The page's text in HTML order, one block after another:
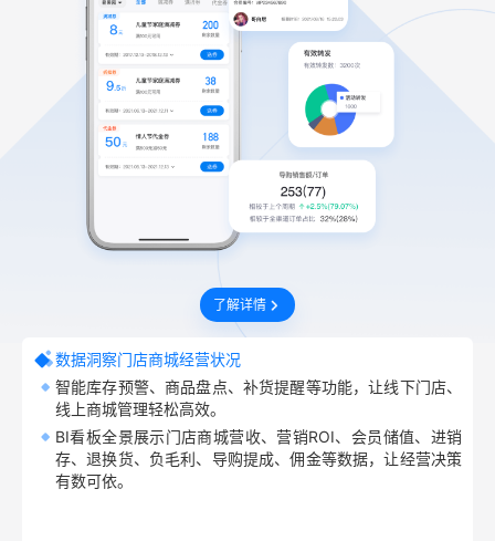
了解详情
数据洞察门店商城经营状况
智能库存预警、商品盘点、补货提醒等功能，让线下门店、
线上商城管理轻松高效。
BI看板全景展示门店商城营收、营销ROI、会员储值、进销
存、退换货、负毛利、导购提成、佣金等数据，让经营决策
有数可依。